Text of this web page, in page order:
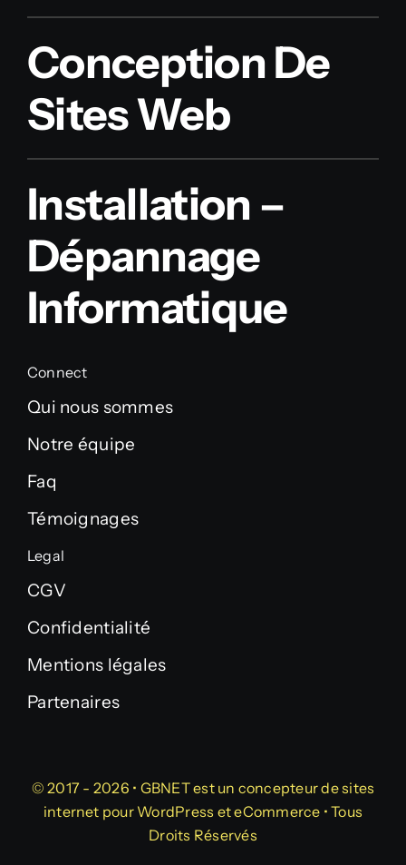
Conception De
Sites Web
Installation –
Dépannage
Informatique
Connect
Qui nous sommes
Notre équipe
Faq
Témoignages
Legal
CGV
Confidentialité
Mentions légales
Partenaires
© 2017 - 2026 • GBNETest un concepteur de sites
internet pour WordPress eteCommerce • Tous
Droits Réservés